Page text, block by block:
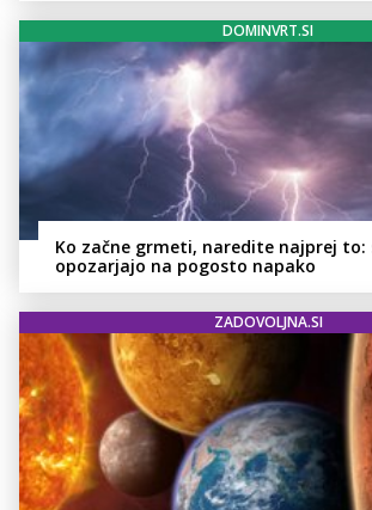
DOMINVRT.SI
Ko začne grmeti, naredite najprej
opozarjajo na pogosto napako
ZADOVOLJNA.SI